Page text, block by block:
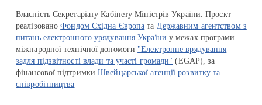
Власність Секретаріату Кабінету Міністрів України. Проєкт
реалізованоФондом Східна Європа та Державним агентством з
питань електронного урядування України у межах програми
міжнародної технічної допомоги "Електронне врядування
задля підзвітності влади та участі громади" (EGAP), за
фінансової підтримкиШвейцарської агенції розвитку та
співробітництва